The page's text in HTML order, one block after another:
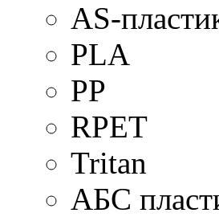
AS-
PLA
PP
RPET
Tritan
АБС